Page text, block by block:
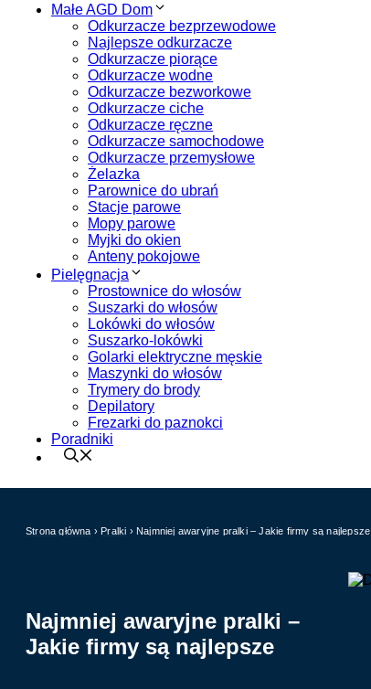
Małe AGD Dom
Odkurzacze bezprzewodowe
Najlepsze odkurzacze
Odkurzacze piorące
Odkurzacze wodne
Odkurzacze bezworkowe
Odkurzacze ciche
Odkurzacze ręczne
Odkurzacze samochodowe
Odkurzacze przemysłowe
Żelazka
Parownice do ubrań
Stacje parowe
Mopy parowe
Myjki do okien
Anteny pokojowe
Pielęgnacja
Prostownice do włosów
Suszarki do włosów
Lokówki do włosów
Suszarko-lokówki
Golarki elektryczne męskie
Maszynki do włosów
Trymery do brody
Depilatory
Frezarki do paznokci
Poradniki
Strona główna › Pralki › Najmniej awaryjne pralki – Jakie firmy są najlepsze
Najmniej awaryjne pralki –
Jakie firmy są najlepsze